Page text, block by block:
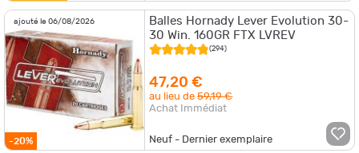
ajouté le 06/08/2026
-20%
Balles Hornady Lever Evolution 30-
30 Win. 160GR FTX LVREV
(294)
47,20 €
au lieu de59,19 €
Achat Immédiat
Neuf - Dernier exemplaire